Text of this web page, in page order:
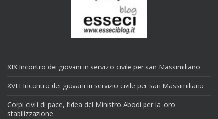
XIX Incontro dei giovani in servizio civile per san Massimiliano
XVIII Incontro dei giovani in servizio civile per san Massimiliano
Corpi civili di pace, l’idea del Ministro Abodi per la loro
stabilizzazione